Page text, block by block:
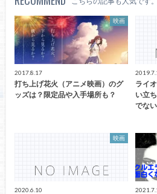
映画
2017.8.17
打ち上げ花火（アニメ映画）のグ
ッズは？限定品や入手場所も？
ライ
い立
でな
映画
2020.6.10